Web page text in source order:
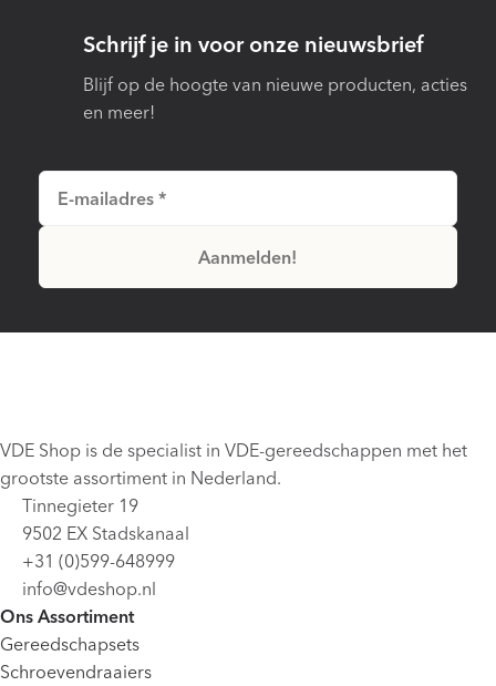
Schrijf je in voor onze nieuwsbrief
Blijf op de hoogte van nieuwe producten, acties
en meer!
VDE Shop is de specialist in VDE-gereedschappen met het
grootste assortiment in Nederland.
Tinnegieter 19
9502 EX Stadskanaal
+31 (0)599-648999
info@vdeshop.nl
Ons Assortiment
Gereedschapsets
Schroevendraaiers